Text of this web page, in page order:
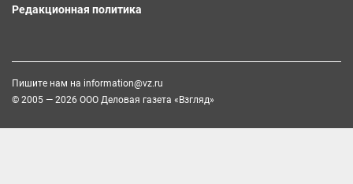
Редакционная политика
Пишите нам на information@vz.ru
© 2005 — 2026 ООО Деловая газета «Взгляд»